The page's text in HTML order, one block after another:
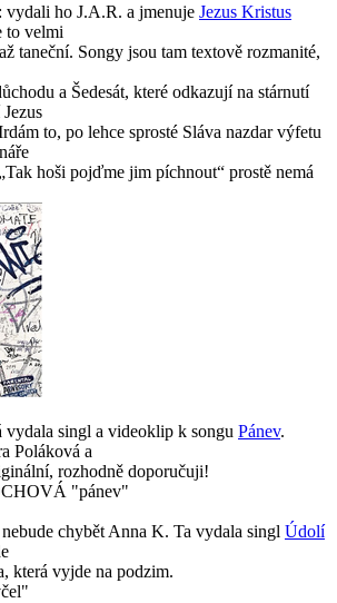
vydali ho J.A.R. a jmenuje Jezus Kristus
to velmi
taneční. Songy jsou tam textově rozmanité,
a Šedesát, které odkazují na stárnutí
to, po lehce sprosté Sláva nazdar výfetu
hoši pojďme jim píchnout“ prostě nemá
vydala singl a videoklip k songu Pánev.
Poláková a
rozhodně doporučuji!
chybět Anna K. Ta vydala singl Údolí
která vyjde na podzim.